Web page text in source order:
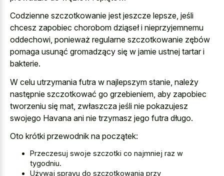
Codzienne szczotkowanie jest jeszcze lepsze, jeśli
chcesz zapobiec chorobom dziąseł i nieprzyjemnemu
oddechowi, ponieważ regularne szczotkowanie zębów
pomaga usunąć gromadzący się w jamie ustnej tartar i
bakterie.
W celu utrzymania futra w najlepszym stanie, należy
następnie szczotkować go grzebieniem, aby zapobiec
tworzeniu się mat, zwłaszcza jeśli nie pokazujesz
swojego Havana ani nie trzymasz jego futra długo.
Oto krótki przewodnik na początek:
Przeczesuj swoje szczotki co najmniej raz w
tygodniu.
Używaj sprayu do szczotkowania przy